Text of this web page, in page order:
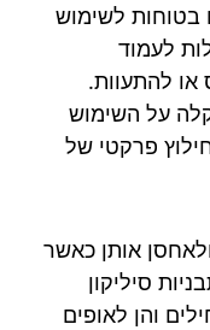
בטוחות לשימוש
לעמוד
להתעוות.
על השימוש
פרקטי של
אותן כאשר
סיליקון
והן לאופים